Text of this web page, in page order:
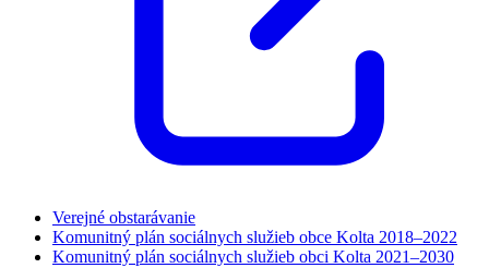
Verejné obstarávanie
Komunitný plán sociálnych služieb obce Kolta 2018–2022
Komunitný plán sociálnych služieb obci Kolta 2021–2030